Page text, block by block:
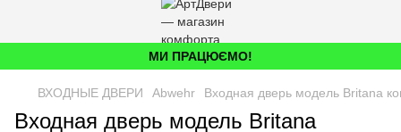
МИ ПРАЦЮЄМО!
ВХОДНЫЕ ДВЕРИ Abwehr Входная дверь модель Britana
Входная дверь модель Britana